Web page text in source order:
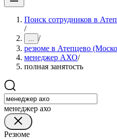
Поиск сотрудников в
/
... /
резюме в Атепцево
менеджер АХО/
полная занятость
менеджер ахо
Резюме